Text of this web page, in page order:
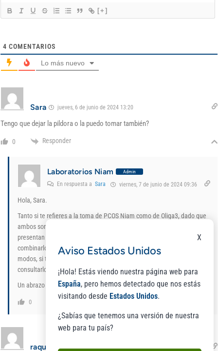
[+]
4 COMENTARIOS
Lo más nuevo
Sara jueves, 6 de junio de 2024 13:20
Tengo que dejar la pildora o la puedo tomar también?
0 Responder
Laboratorios Niam Admin
En respuesta a Sara viernes, 7 de junio de 2024 09:36
Hola, Sara.
Tanto si te refieres a la toma de PCOS Niam como de Oliga3, dado que
ambos son complementos alimenticios de origen natural que no
presentan contraindicaciones ni efectos secundarios, puedes
combinarlos perfectamente con la píldora anticonceptiva. De todos
modos, si tienes alguna duda específica sobre tu caso, te animamos a
consultarlo previamente con tu médico.
Un abrazo 🙂
0
raquel
X
Aviso Estados Unidos
¡Hola! Estás viendo nuestra página web para
España, pero hemos detectado que nos estás
visitando desde Estados Unidos.
¿Sabías que tenemos una versión de nuestra
web para tu país?